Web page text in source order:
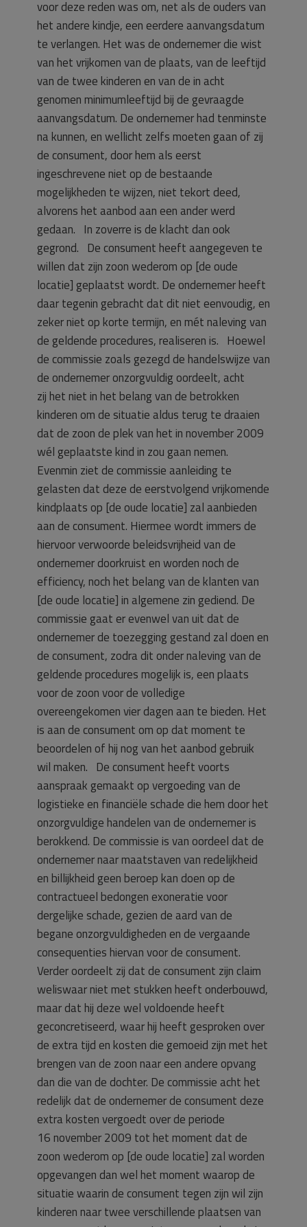
voor deze reden was om, net als de ouders van
het andere kindje, een eerdere aanvangsdatum
te verlangen. Het was de ondernemer die wist
van het vrijkomen van de plaats, van de leeftijd
van de twee kinderen en van de in acht
genomen minimumleeftijd bij de gevraagde
aanvangsdatum. De ondernemer had tenminste
na kunnen, en wellicht zelfs moeten gaan of zij
de consument, door hem als eerst
ingeschrevene niet op de bestaande
mogelijkheden te wijzen, niet tekort deed,
alvorens het aanbod aan een ander werd
gedaan. In zoverre is de klacht dan ook
gegrond. De consument heeft aangegeven te
willen dat zijn zoon wederom op [de oude
locatie] geplaatst wordt. De ondernemer heeft
daar tegenin gebracht dat dit niet eenvoudig, en
zeker niet op korte termijn, en mét naleving van
de geldende procedures, realiseren is. Hoewel
de commissie zoals gezegd de handelswijze van
de ondernemer onzorgvuldig oordeelt, acht
zij het niet in het belang van de betrokken
kinderen om de situatie aldus terug te draaien
dat de zoon de plek van het in november 2009
wél geplaatste kind in zou gaan nemen.
Evenmin ziet de commissie aanleiding te
gelasten dat deze de eerstvolgend vrijkomende
kindplaats op [de oude locatie] zal aanbieden
aan de consument. Hiermee wordt immers de
hiervoor verwoorde beleidsvrijheid van de
ondernemer doorkruist en worden noch de
efficiency, noch het belang van de klanten van
[de oude locatie] in algemene zin gediend. De
commissie gaat er evenwel van uit dat de
ondernemer de toezegging gestand zal doen en
de consument, zodra dit onder naleving van de
geldende procedures mogelijk is, een plaats
voor de zoon voor de volledige
overeengekomen vier dagen aan te bieden. Het
is aan de consument om op dat moment te
beoordelen of hij nog van het aanbod gebruik
wil maken. De consument heeft voorts
aanspraak gemaakt op vergoeding van de
logistieke en financiële schade die hem door het
onzorgvuldige handelen van de ondernemer is
berokkend. De commissie is van oordeel dat de
ondernemer naar maatstaven van redelijkheid
en billijkheid geen beroep kan doen op de
contractueel bedongen exoneratie voor
dergelijke schade, gezien de aard van de
begane onzorgvuldigheden en de vergaande
consequenties hiervan voor de consument.
Verder oordeelt zij dat de consument zijn claim
weliswaar niet met stukken heeft onderbouwd,
maar dat hij deze wel voldoende heeft
geconcretiseerd, waar hij heeft gesproken over
de extra tijd en kosten die gemoeid zijn met het
brengen van de zoon naar een andere opvang
dan die van de dochter. De commissie acht het
redelijk dat de ondernemer de consument deze
extra kosten vergoedt over de periode
16 november 2009 tot het moment dat de
zoon wederom op [de oude locatie] zal worden
opgevangen dan wel het moment waarop de
situatie waarin de consument tegen zijn wil zijn
kinderen naar twee verschillende plaatsen van